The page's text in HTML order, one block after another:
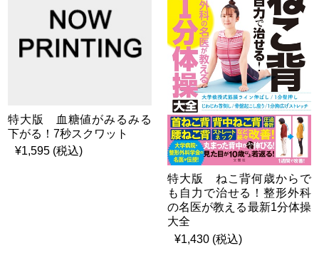
特大版 血糖値がみるみる
下がる！7秒スクワット
¥1,595 (税込)
特大版 ねこ背何歳からで
も自力で治せる！整形外科
の名医が教える最新1分体操
大全
¥1,430 (税込)